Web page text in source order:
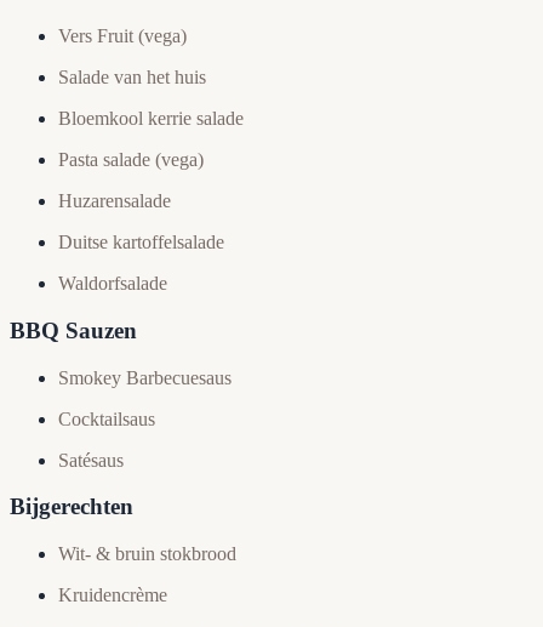
Vers Fruit (vega)
Salade van het huis
Bloemkool kerrie salade
Pasta salade (vega)
Huzarensalade
Duitse kartoffelsalade
Waldorfsalade
BBQ Sauzen
Smokey Barbecuesaus
Cocktailsaus
Satésaus
Bijgerechten
Wit- & bruin stokbrood
Kruidencrème